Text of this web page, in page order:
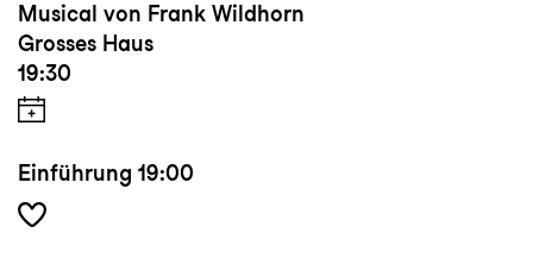
Musical von Frank Wildhorn
Grosses Haus
19:30
Einführung 19:00